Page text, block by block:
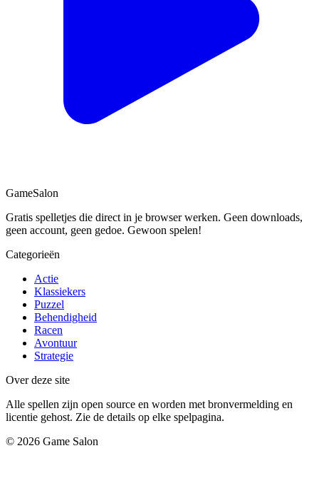
GameSalon
Gratis spelletjes die direct in je browser werken. Geen downloads,
geen account, geen gedoe. Gewoon spelen!
Categorieën
Actie
Klassiekers
Puzzel
Behendigheid
Racen
Avontuur
Strategie
Over deze site
Alle spellen zijn open source en worden met bronvermelding en
licentie gehost. Zie de details op elke spelpagina.
© 2026 Game Salon